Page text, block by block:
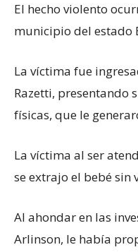
El hecho violento
municipio del estado
La víctima fue
Razetti, presentando
físicas, que le
La víctima al ser
se extrajo el bebé sin
Al ahondar en las
Arlinson, le había